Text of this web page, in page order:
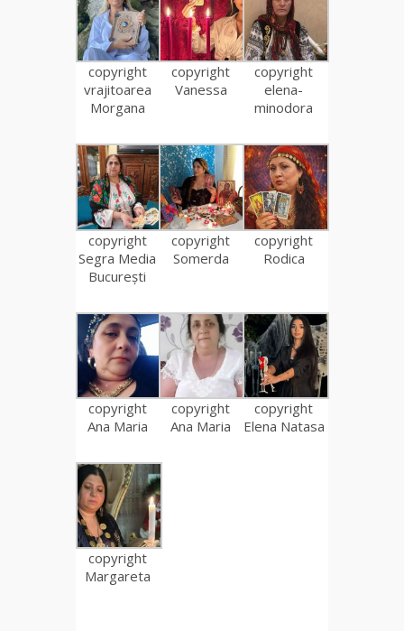
copyright
vrajitoarea
Morgana
copyright
Vanessa
copyright
elena-
minodora
copyright
Segra Media
București
copyright
Somerda
copyright
Rodica
copyright
Ana Maria
copyright
Ana Maria
copyright
Elena Natasa
copyright
Margareta